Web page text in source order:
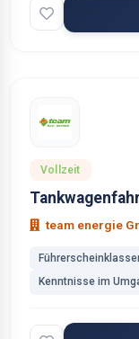
Vollzeit
team energie
Kenntnisse im